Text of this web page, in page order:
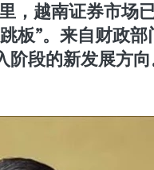
，越南证券市场
板”。来自财政
段的新发展方向